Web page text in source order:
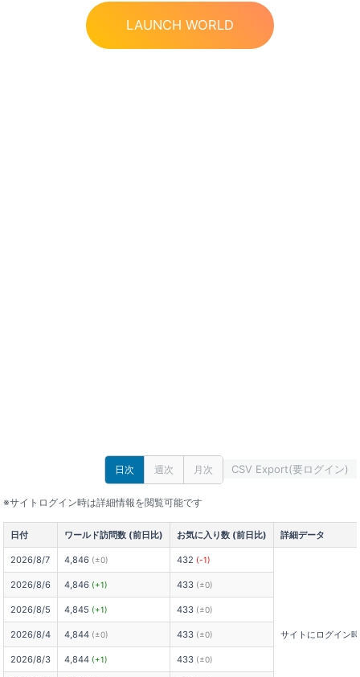
LAUNCH WORLD
日次 週次 月次 CSV Export(要ログイン)
※サイトログイン時は詳細情報を閲覧可能です
日付 ワールド訪問数 (前日比) お気に入り数 (前日比) 詳細データ
2026/8/7 4,846 (±0) 432 (-1)
サイトにログイン
2026/8/6 4,846 (+1) 433 (±0)
2026/8/5 4,845 (+1) 433 (±0)
2026/8/4 4,844 (±0) 433 (±0)
2026/8/3 4,844 (+1) 433 (±0)